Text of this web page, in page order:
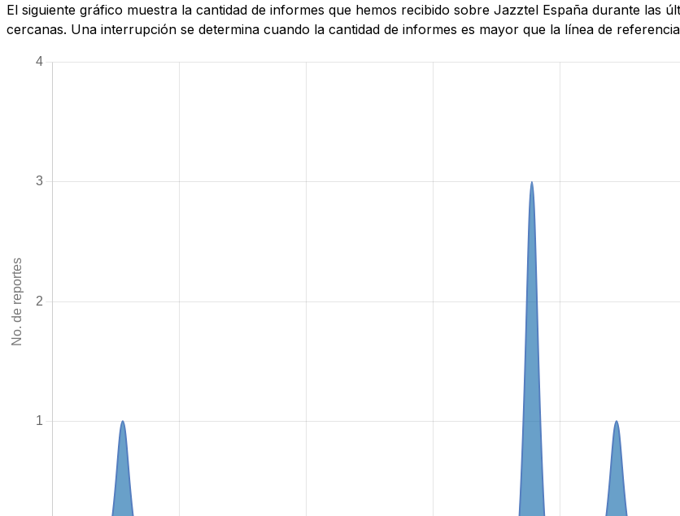
El siguiente gráfico muestra la cantidad de informes que hemos recibido sobre Jazztel España durante las
cercanas. Una interrupción se determina cuando la cantidad de informes es mayor que la línea de